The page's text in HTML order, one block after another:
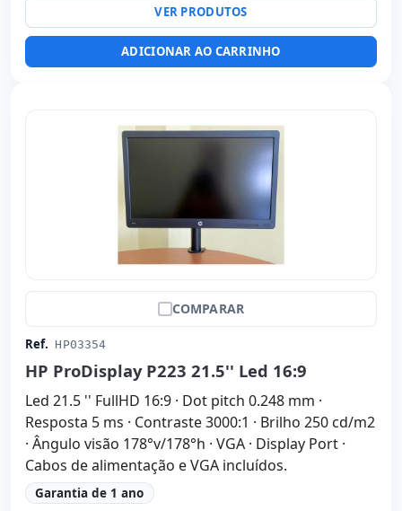
VER PRODUTOS
ADICIONAR AO CARRINHO
COMPARAR
Ref. HP03354
HP ProDisplay P223 21.5'' Led 16:9
Led 21.5 '' FullHD 16:9 · Dot pitch 0.248 mm ·
Resposta 5 ms · Contraste 3000:1 · Brilho 250 cd/m2
· Ângulo visão 178°v/178°h · VGA · Display Port ·
Cabos de alimentação e VGA incluídos.
Garantia de 1 ano